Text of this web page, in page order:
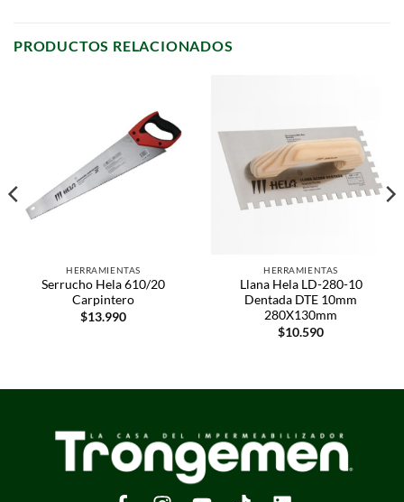
PRODUCTOS RELACIONADOS
HERRAMIENTAS
Serrucho Hela 610/20
Carpintero
$13.990
HERRAMIENTAS
Llana Hela LD-280-10
Dentada DTE 10mm
280X130mm
$10.590